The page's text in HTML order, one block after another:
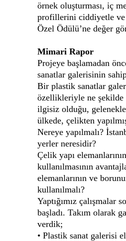
örnek oluşturması, iç
profillerini ciddiyetle ve
Özel Ödülü’ne değer
Mimari Rapor
Projeye başlamadan
sanatlar galerisinin
Bir plastik sanatlar
özellikleriyle ne şekilde
ilgisiz olduğu,
ülkede, çelikten
Nereye yapılmalı?
yerler neresidir?
Çelik yapı
kullanılmasının
elemanlarının ve
kullanılmalı?
Yaptığımız çalışmalar
başladı. Takım olarak
verdik;
• Plastik sanat galerisi